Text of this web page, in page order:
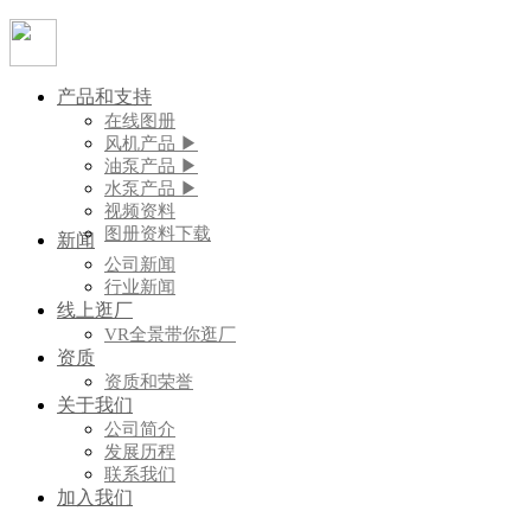
产品和支持
在线图册
风机产品 ▶
油泵产品 ▶
水泵产品 ▶
视频资料
图册资料下载
新闻
公司新闻
行业新闻
线上逛厂
VR全景带你逛厂
资质
资质和荣誉
关于我们
公司简介
发展历程
联系我们
加入我们